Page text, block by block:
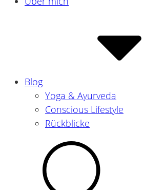
Blog
Yoga & Ayurveda
Conscious Lifestyle
Rückblicke